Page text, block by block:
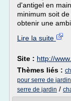
d'antigel en
minimum soit
obtenir une
Lire la suite
Site : http://
Thèmes liés :
pour serre de jardin
serre de jardin /